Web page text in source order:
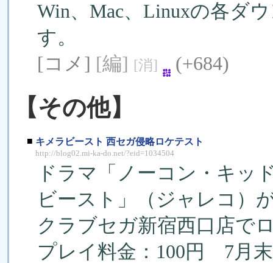
Win、Mac、Linuxの各ダ
す。
[コメ] [編] [消] (+684)
【その他】
■ キメラビースト 西セガ侵略ロケテスト
http://blog02.mi-ka-do.net/?eid=1034504
ドラマ「ノーコン・キッ
ビースト」（ジャレコ）
クラブセガ新宿西口店で
プレイ料金：100円 7月